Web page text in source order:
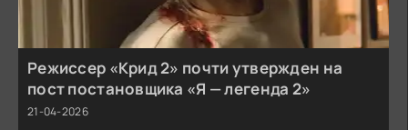
Режиссер «Крид 2» почти утвержден на
пост постановщика «Я — легенда 2»
21-04-2026